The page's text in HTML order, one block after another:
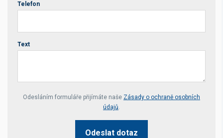
Telefon
Text
Your website *
Odesláním formuláře přijímáte naše Zásady o ochraně osobních
údajů.
Odeslat dotaz